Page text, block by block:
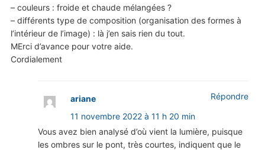
– couleurs : froide et chaude mélangées ?
– différents type de composition (organisation des formes à
l’intérieur de l’image) : là j’en sais rien du tout.
MErci d’avance pour votre aide.
Cordialement
ariane
11 novembre 2022 à 11 h 20 min
Vous avez bien analysé d’où vient la lumière, puisque
les ombres sur le pont, très courtes, indiquent que le
Répondre